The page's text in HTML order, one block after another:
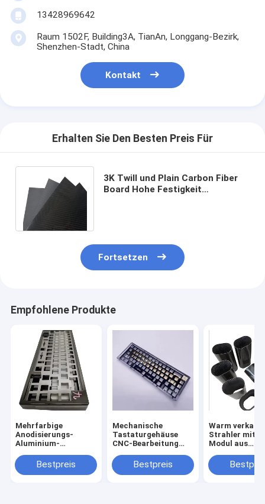
13428969642
Raum 1502F, Building3A, TianAn, Longgang-Bezirk,
Shenzhen-Stadt, China
Kontakt
Erhalten Sie Den Besten Preis Für
3K Twill und Plain Carbon Fiber
Board Hohe Festigkeit
Fortsetzen
Empfohlene Produkte
Mehrfarbige
Anodisierungs-
Aluminium-
Bestpreis
Mechanische
Tastaturgehäuse
CNC-Bearbeitung
Aluminium anodiert
für 60% 75%
Bestpreis
Warm
Strahler mit
Modul aus